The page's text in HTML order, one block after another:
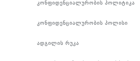
კონფიდენციალურობის პოლიტიკა
კონფიდენციალურობის პოლისი
ადგილის რუკა